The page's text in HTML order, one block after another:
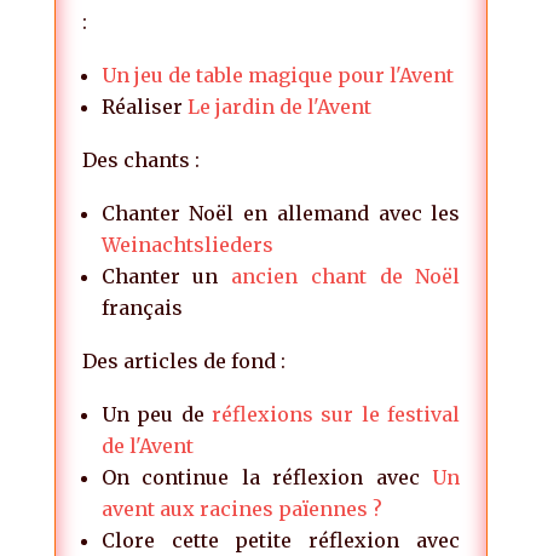
:
Un jeu de table magique pour l'Avent
Réaliser Le jardin de l'Avent
Des chants :
Chanter Noël en allemand avec les
Weinachtslieders
Chanter un ancien chant de Noël
français
Des articles de fond :
Un peu de réflexions sur le festival
de l'Avent
On continue la réflexion avec Un
avent aux racines païennes ?
Clore cette petite réflexion avec